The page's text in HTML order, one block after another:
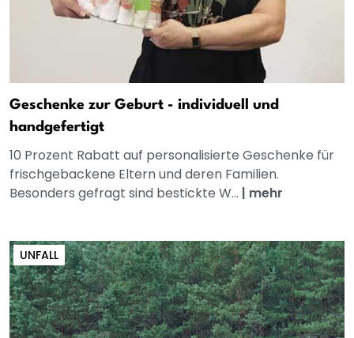
Geschenke zur Geburt - individuell und
handgefertigt
10 Prozent Rabatt auf personalisierte Geschenke für
frischgebackene Eltern und deren Familien.
Besonders gefragt sind bestickte W... | mehr
UNFALL